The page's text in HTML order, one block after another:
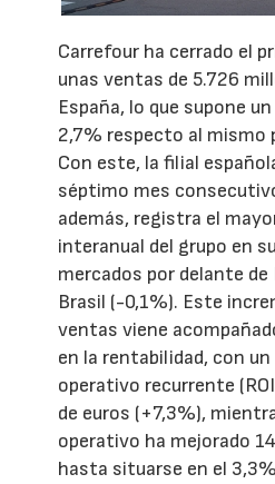
Carrefour ha cerrado el
unas ventas de 5.726
España, lo que supone
2,7% respecto al mismo
Con este, la filial
séptimo mes
además, registra el
interanual del grupo en
mercados por delante
Brasil (-0,1%). Este
ventas viene
en la rentabilidad, con
operativo recurrente
de euros (+7,3%),
operativo ha mejorado
hasta situarse en el